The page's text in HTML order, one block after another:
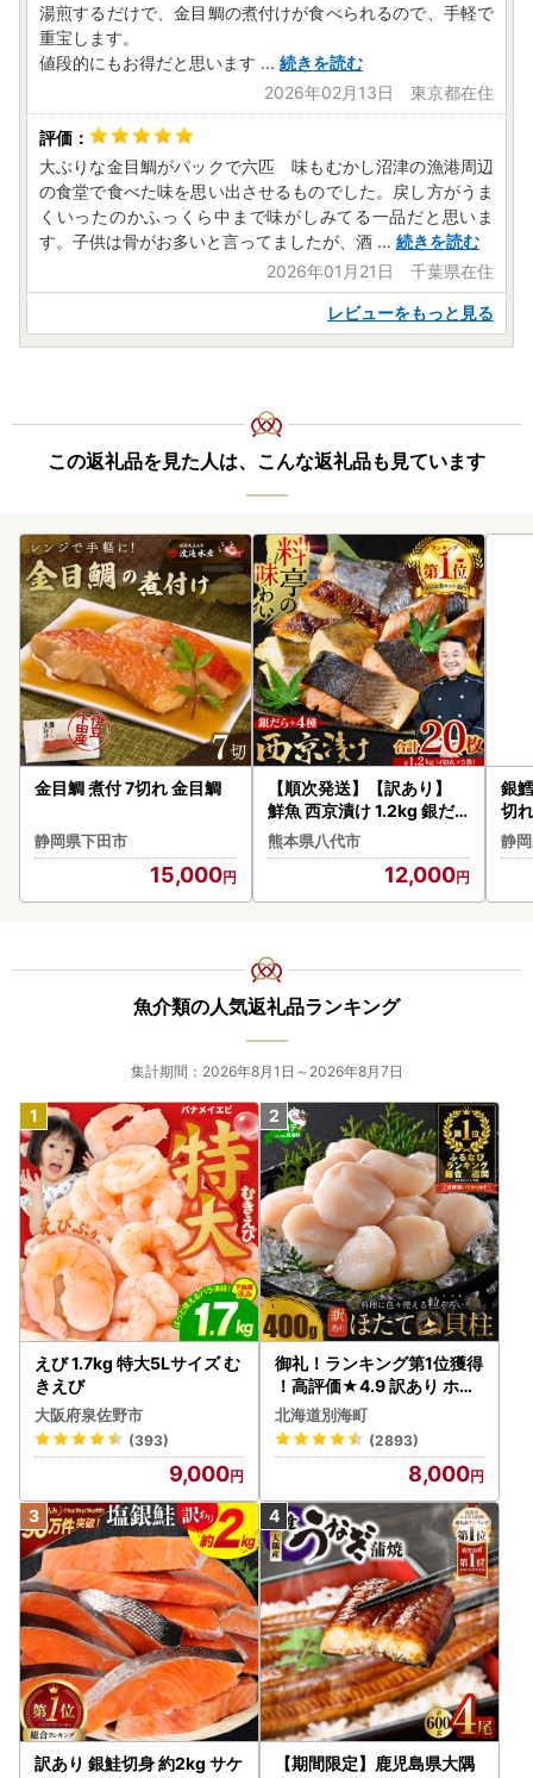
湯煎するだけで、金目鯛の煮付けが食べられるので、手軽で
重宝します。
値段的にもお得だと思います ... 続きを読む
2026年02月13日 東京都在住
大ぶりな金目鯛がパックで六匹 味もむかし沼津の漁港周辺
の食堂で食べた味を思い出させるものでした。戻し方がうま
くいったのかふっくら中まで味がしみてる一品だと思いま
す。子供は骨がお多いと言ってましたが、酒 ... 続きを読む
2026年01月21日 千葉県在住
レビューをもっと見る
この返礼品を見た人は、こんな返礼品も見ています
金目鯛 煮付 7切れ 金目鯛
静岡県下田市
15,000
【順次発送】【訳あり】
鮮魚 西京漬け 1.2kg 銀だ
ら入り 20枚 4切れ×5袋 西
京漬け
熊本県八代市
12,000
銀
切
静
魚介類の人気返礼品ランキング
集計期間：2026年8月1日～2026年8月7日
えび 1.7kg 特大5Lサイズ む
きえび
大阪府泉佐野市
(393)
9,000
御礼！ランキング第1位獲得
！高評価★4.9 訳あり ホタ
テ 400g（ほたて 帆立 貝柱
冷凍 ）
北海道別海町
(2893)
8,000
訳あり 銀鮭切身 約2kg サケ
【期間限定】鹿児島県大隅